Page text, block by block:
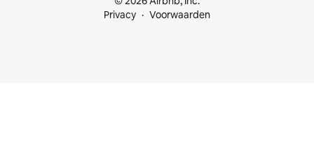
Privacy
Voorwaarden